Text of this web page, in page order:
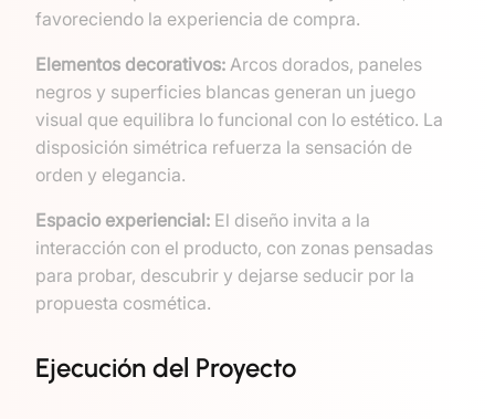
favoreciendo la experiencia de compra.
Elementos decorativos: Arcos dorados, paneles
negros y superficies blancas generan un juego
visual que equilibra lo funcional con lo estético. La
disposición simétrica refuerza la sensación de
orden y elegancia.
Espacio experiencial: El diseño invita a la
interacción con el producto, con zonas pensadas
para probar, descubrir y dejarse seducir por la
propuesta cosmética.
Ejecución del Proyecto